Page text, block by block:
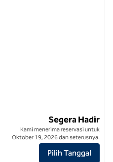
Inn Pereira
Segera Hadir
Kami menerima reservasi untuk
Oktober 19, 2026 dan seterusnya.
Pilih Tanggal